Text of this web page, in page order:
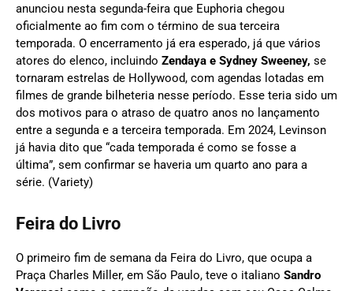
anunciou nesta segunda-feira que Euphoria chegou
oficialmente ao fim com o término de sua terceira
temporada. O encerramento já era esperado, já que vários
atores do elenco, incluindo Zendaya e Sydney Sweeney, se
tornaram estrelas de Hollywood, com agendas lotadas em
filmes de grande bilheteria nesse período. Esse teria sido um
dos motivos para o atraso de quatro anos no lançamento
entre a segunda e a terceira temporada. Em 2024, Levinson
já havia dito que “cada temporada é como se fosse a
última”, sem confirmar se haveria um quarto ano para a
série. (Variety)
Feira do Livro
O primeiro fim de semana da Feira do Livro, que ocupa a
Praça Charles Miller, em São Paulo, teve o italiano Sandro